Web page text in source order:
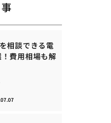
相談できる電
費用相場も解